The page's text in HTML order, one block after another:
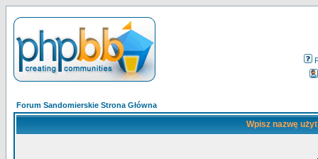
Forum Sandomierskie Strona Główna
Wpisz nazwę